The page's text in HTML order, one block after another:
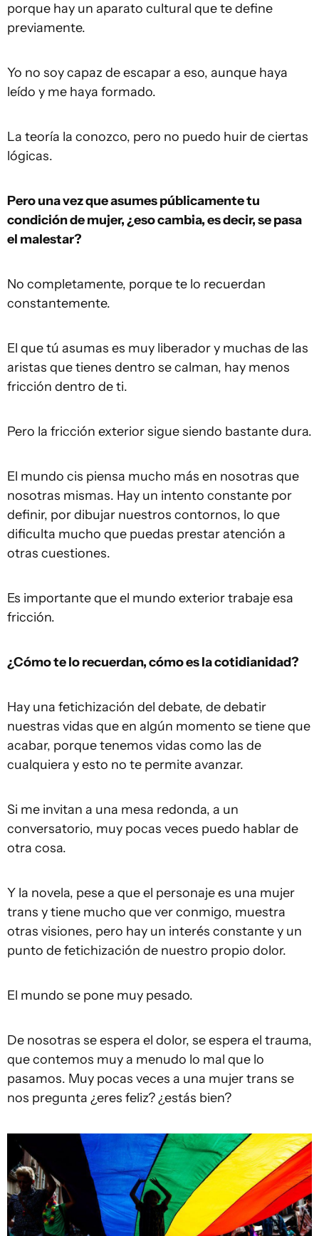
porque hay un aparato cultural que te define
previamente.
Yo no soy capaz de escapar a eso, aunque haya
leído y me haya formado.
La teoría la conozco, pero no puedo huir de ciertas
lógicas.
Pero una vez que asumes públicamente tu
condición de mujer, ¿eso cambia, es decir, se pasa
el malestar?
No completamente, porque te lo recuerdan
constantemente.
El que tú asumas es muy liberador y muchas de las
aristas que tienes dentro se calman, hay menos
fricción dentro de ti.
Pero la fricción exterior sigue siendo bastante dura.
El mundo cis piensa mucho más en nosotras que
nosotras mismas. Hay un intento constante por
definir, por dibujar nuestros contornos, lo que
dificulta mucho que puedas prestar atención a
otras cuestiones.
Es importante que el mundo exterior trabaje esa
fricción.
¿Cómo te lo recuerdan, cómo es la cotidianidad?
Hay una fetichización del debate, de debatir
nuestras vidas que en algún momento se tiene que
acabar, porque tenemos vidas como las de
cualquiera y esto no te permite avanzar.
Si me invitan a una mesa redonda, a un
conversatorio, muy pocas veces puedo hablar de
otra cosa.
Y la novela, pese a que el personaje es una mujer
trans y tiene mucho que ver conmigo, muestra
otras visiones, pero hay un interés constante y un
punto de fetichización de nuestro propio dolor.
El mundo se pone muy pesado.
De nosotras se espera el dolor, se espera el trauma,
que contemos muy a menudo lo mal que lo
pasamos. Muy pocas veces a una mujer trans se
nos pregunta ¿eres feliz? ¿estás bien?